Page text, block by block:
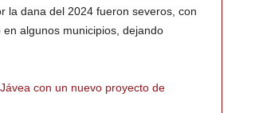
la dana del 2024 fueron severos, con
algunos municipios, dejando
con un nuevo proyecto de